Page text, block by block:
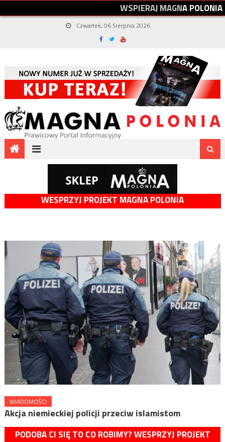
WSPIERAJMAGNAPOLONIA
Czwartek, 06 Sierpnia 2026
WESPRZYJ PROJEKT MAGNA POLONIA
WIADOMOŚCI
Akcja niemieckiej policji przeciw islamistom
PODOBA CI SIĘ TO CO ROBIMY? WESPRZYJ PROJEKT